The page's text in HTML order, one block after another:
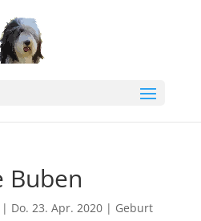
Buben
Do. 23. Apr. 2020| Geburt